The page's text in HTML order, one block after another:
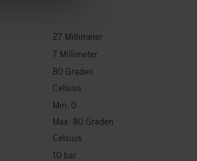
27 Millimeter
7 Millimeter
80 Graden
Celsius
Min: 0
Max: 80 Graden
Celsius
10 bar